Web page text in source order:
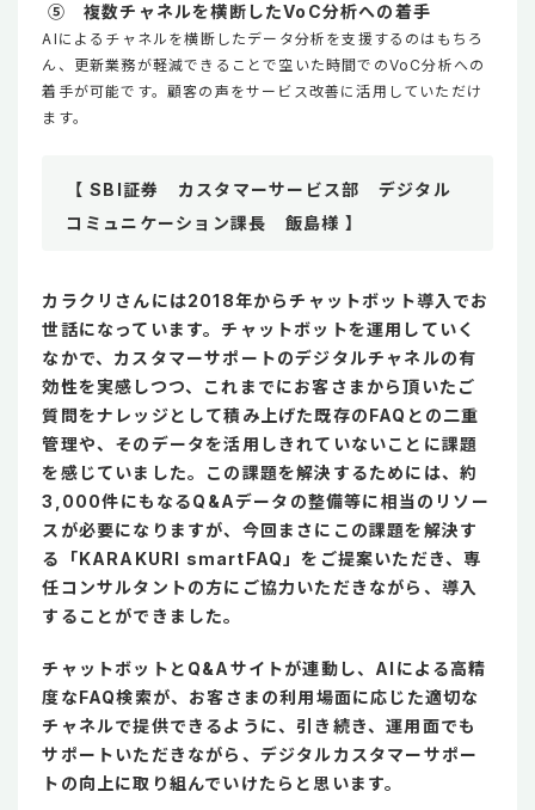
⑤ 複数チャネルを横断したVoC分析への着手
AIによるチャネルを横断したデータ分析を支援するのはもちろ
ん、更新業務が軽減できることで空いた時間でのVoC分析への
着手が可能です。顧客の声をサービス改善に活用していただけ
ます。
【 SBI証券 カスタマーサービス部 デジタル
コミュニケーション課長 飯島様 】
カラクリさんには2018年からチャットボット導入でお
世話になっています。チャットボットを運用していく
なかで、カスタマーサポートのデジタルチャネルの有
効性を実感しつつ、これまでにお客さまから頂いたご
質問をナレッジとして積み上げた既存のFAQとの二重
管理や、そのデータを活用しきれていないことに課題
を感じていました。この課題を解決するためには、約
3,000件にもなるQ&Aデータの整備等に相当のリソー
スが必要になりますが、今回まさにこの課題を解決す
る「KARAKURI smartFAQ」をご提案いただき、専
任コンサルタントの方にご協力いただきながら、導入
することができました。
チャットボットとQ&Aサイトが連動し、AIによる高精
度なFAQ検索が、お客さまの利用場面に応じた適切な
チャネルで提供できるように、引き続き、運用面でも
サポートいただきながら、デジタルカスタマーサポー
トの向上に取り組んでいけたらと思います。